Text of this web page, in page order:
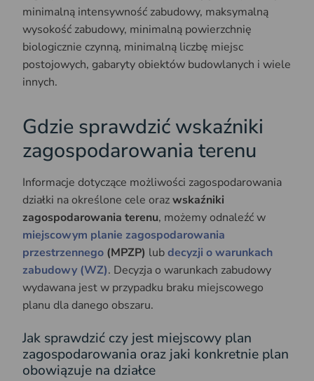
minimalną intensywność zabudowy, maksymalną
wysokość zabudowy, minimalną powierzchnię
biologicznie czynną, minimalną liczbę miejsc
postojowych, gabaryty obiektów budowlanych i wiele
innych.
Gdzie sprawdzić wskaźniki
zagospodarowania terenu
Informacje dotyczące możliwości zagospodarowania
działki na określone cele orazwskaźniki
zagospodarowania terenu, możemy odnaleźć w
miejscowym planie zagospodarowania
przestrzennego (MPZP) lubdecyzji o warunkach
zabudowy (WZ). Decyzja o warunkach zabudowy
wydawana jest w przypadku braku miejscowego
planu dla danego obszaru.
Jak sprawdzić czy jest miejscowy plan
zagospodarowania oraz jaki konkretnie plan
obowiązuje na działce